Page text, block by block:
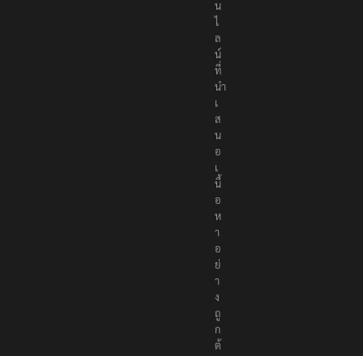
อ
อ
น
ไ
ล
น์
ที่
นำ
เ
ส
น
อ
เ
นื้
อ
ห
า
อ
ย่
า
ง
ถู